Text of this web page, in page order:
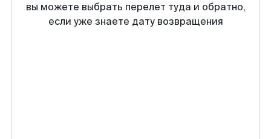
вы можете выбрать перелет туда и обратно,
если уже знаете дату возвращения